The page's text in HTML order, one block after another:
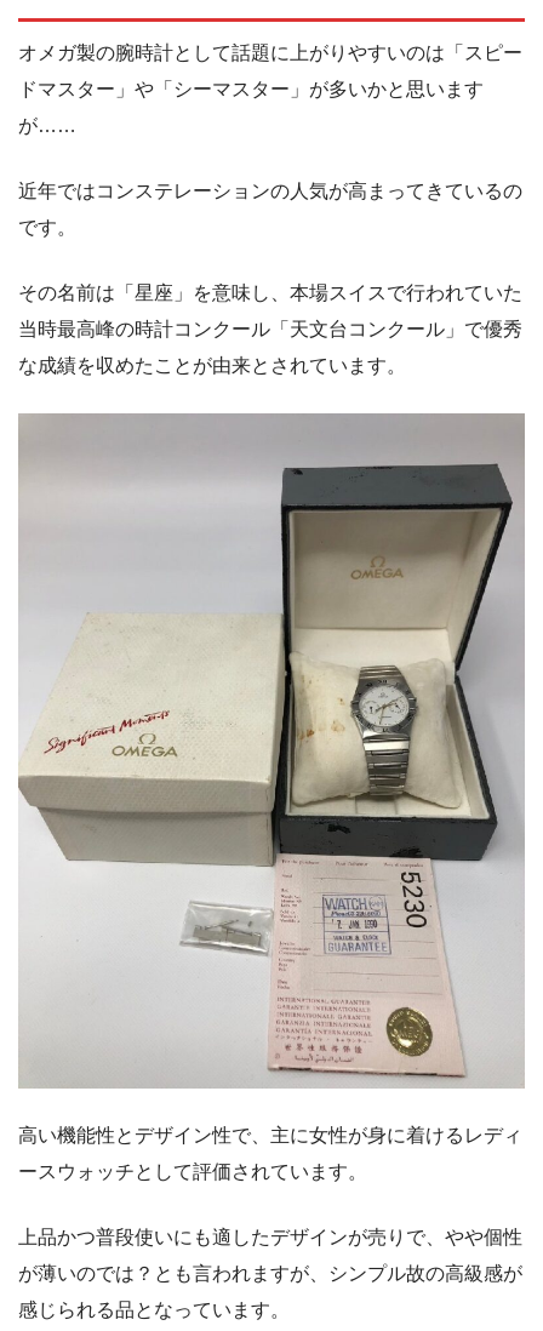
オメガ製の腕時計として話題に上がりやすいのは「スピー
ドマスター」や「シーマスター」が多いかと思います
が……
近年ではコンステレーションの人気が高まってきているの
です。
その名前は「星座」を意味し、本場スイスで行われていた
当時最高峰の時計コンクール「天文台コンクール」で優秀
な成績を収めたことが由来とされています。
高い機能性とデザイン性で、主に女性が身に着けるレディ
ースウォッチとして評価されています。
上品かつ普段使いにも適したデザインが売りで、やや個性
が薄いのでは？とも言われますが、シンプル故の高級感が
感じられる品となっています。